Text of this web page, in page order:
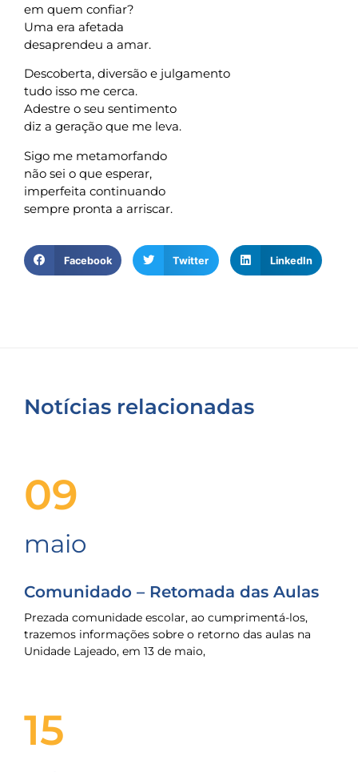
em quem confiar?
Uma era afetada
desaprendeu a amar.
Descoberta, diversão e julgamento
tudo isso me cerca.
Adestre o seu sentimento
diz a geração que me leva.
Sigo me metamorfando
não sei o que esperar,
imperfeita continuando
sempre pronta a arriscar.
Facebook Twitter LinkedIn
Notícias relacionadas
09
maio
Comunidado – Retomada das Aulas
Prezada comunidade escolar, ao cumprimentá-los,
trazemos informações sobre o retorno das aulas na
Unidade Lajeado, em 13 de maio,
15